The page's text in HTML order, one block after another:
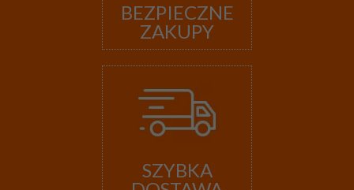
BEZPIECZNE
ZAKUPY
SZYBKA